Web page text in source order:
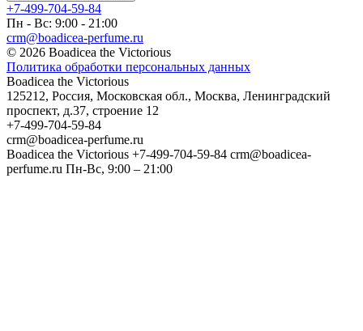
+7-499-704-59-84
Пн - Вс: 9:00 - 21:00
crm@boadicea-perfume.ru
© 2026 Boadicea the Victorious
Политика обработки персональных данных
Boadicea the Victorious
125212, Россия, Московская обл., Москва, Ленинградский
проспект, д.37, строение 12
+7-499-704-59-84
crm@boadicea-perfume.ru
Boadicea the Victorious +7-499-704-59-84 crm@boadicea-
perfume.ru Пн-Вс, 9:00 – 21:00